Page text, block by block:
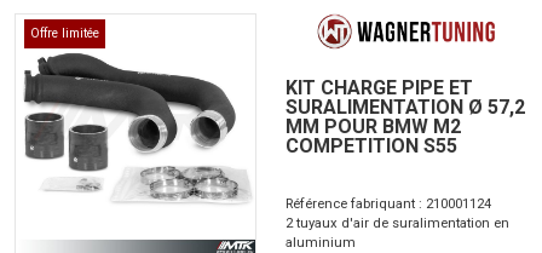
Offre limitée
KIT CHARGE PIPE ET
SURALIMENTATION Ø 57,2
MM POUR BMW M2
COMPETITION S55
Référence fabriquant : 210001124
2 tuyaux d'air de suralimentation en
aluminium